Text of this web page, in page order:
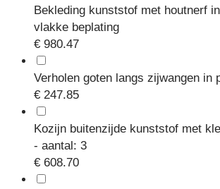
Bekleding kunststof met houtnerf
vlakke beplating
€ 980.47
Verholen goten langs zijwangen in
€ 247.85
Kozijn buitenzijde kunststof met
- aantal: 3
€ 608.70